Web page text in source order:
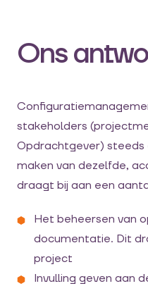
Ons
stakeholders
Opdrachtgever) steeds
maken van dezelfde,
draagt bij aan een
Het beheersen van
documentatie. Dit
project
Invulling geven aan